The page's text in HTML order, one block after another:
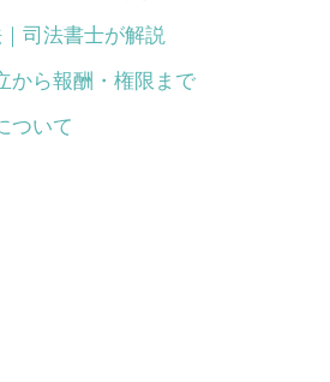
司法書士が解説
から報酬・権限まで
ついて